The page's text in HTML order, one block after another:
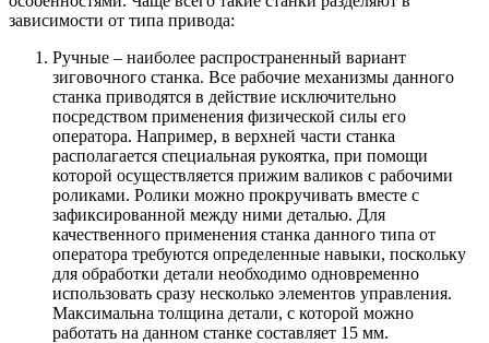
зависимости от типа привода:
Ручные – наиболее распространенный вариант
зиговочного станка. Все рабочие механизмы данного
станка приводятся в действие исключительно
посредством применения физической силы его
оператора. Например, в верхней части станка
располагается специальная рукоятка, при помощи
которой осуществляется прижим валиков с рабочими
роликами. Ролики можно прокручивать вместе с
зафиксированной между ними деталью. Для
качественного применения станка данного типа от
оператора требуются определенные навыки, поскольку
для обработки детали необходимо одновременно
использовать сразу несколько элементов управления.
Максимальна толщина детали, с которой можно
работать на данном станке составляет 15 мм.